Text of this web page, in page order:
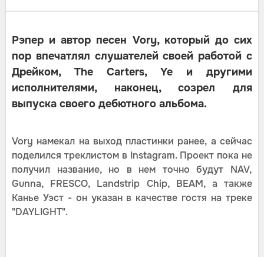
Рэпер и автор песен Vory, который до сих
пор впечатлял слушателей своей работой с
Дрейком, The Carters, Ye и другими
исполнителями, наконец, созрел для
выпуска своего дебютного альбома.
Vory намекал на выход пластинки ранее, а сейчас
поделился треклистом в Instagram. Проект пока не
получил название, но в нем точно будут NAV,
Gunna, FRESCO, Landstrip Chip, BEAM, а также
Канье Уэст - он указан в качестве гостя на треке
"DAYLIGHT".